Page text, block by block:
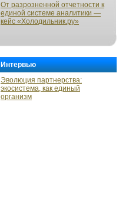
От разрозненной отчетности к
единой системе аналитики —
кейс «Холодильник.ру»
Интервью
Эволюция партнерства:
экосистема, как единый
организм